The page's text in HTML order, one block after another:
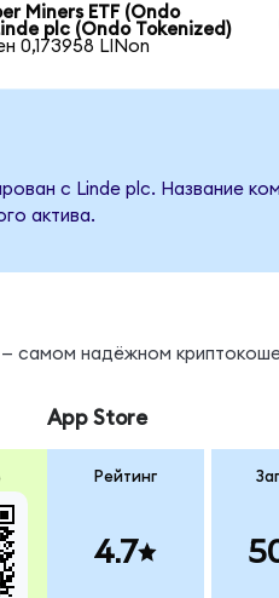
Miners ETF (Ondo
plc (Ondo Tokenized)
0,173958 LINon
с Linde plc. Название
актива.
самом надёжном
App Store
Рейтинг
4.7